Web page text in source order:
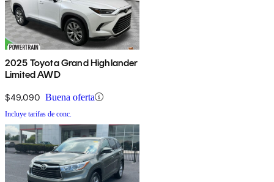
2025 Toyota Grand Highlander
Limited AWD
$49,090 Buena oferta
Incluye tarifas de conc.